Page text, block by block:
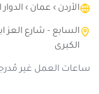
الأردن › عمان ›
السابع - شارع
الكبرى
ساعات العمل غير